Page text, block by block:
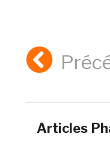
Articles